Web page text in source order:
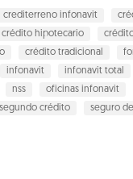
crediterreno infonavit
crédito hipotecario
crédito tradicional
infonavit
infonavit total
nss oficinas infonavit
segundo crédito seguro